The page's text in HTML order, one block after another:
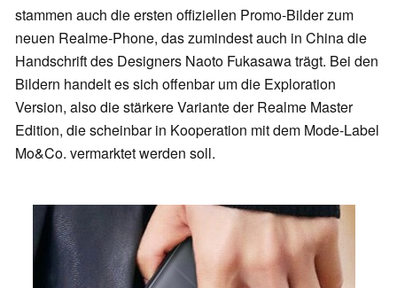
stammen auch die ersten offiziellen Promo-Bilder zum
neuen Realme-Phone, das zumindest auch in China die
Handschrift des Designers Naoto Fukasawa trägt. Bei den
Bildern handelt es sich offenbar um die Exploration
Version, also die stärkere Variante der Realme Master
Edition, die scheinbar in Kooperation mit dem Mode-Label
Mo&Co. vermarktet werden soll.